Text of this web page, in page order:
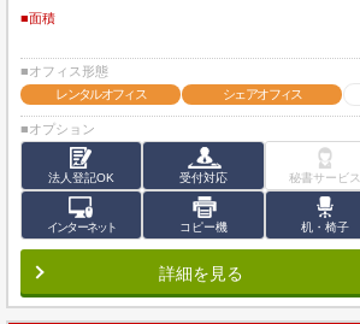
■面積
■オフィス形態
レンタルオフィス
シェアオフィス
■オプション
法人登記OK 受付対応 秘書サービス
インターネット コピー機 机・椅子
詳細を見る